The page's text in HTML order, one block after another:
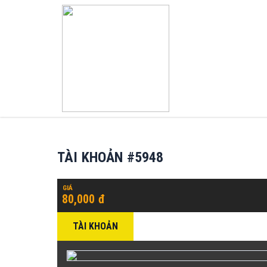
TÀI KHOẢN #5948
80,000 đ
GIÁ
TÀI KHOẢN